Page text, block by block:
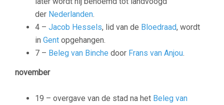
der Nederlanden.
4 – Jacob Hessels, lid van de Bloedraad, wordt
in Gent opgehangen.
7 – Beleg van Binche door Frans van Anjou.
november
19 – overgave van de stad na het Beleg van